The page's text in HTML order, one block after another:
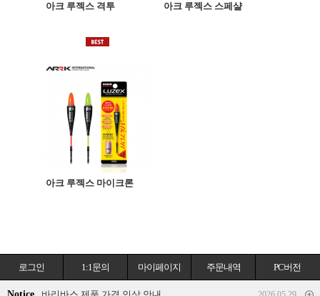
아크 루젝스 격투 아크 루젝스 스페샬
아크 루젝스 마이크론
로그인 1:1문의 마이페이지 주문내역 PC버전